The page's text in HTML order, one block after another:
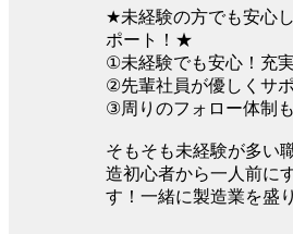
★未経験の方でも安心
ポート！★
①未経験でも安心！充
②先輩社員が優しくサポ
③周りのフォロー体制も
そもそも未経験が多い
造初心者から一人前に
す！一緒に製造業を盛